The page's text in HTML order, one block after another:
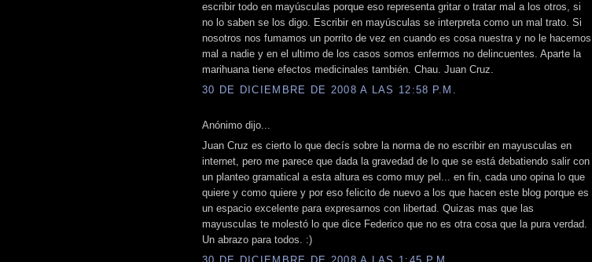
escribir todo en mayúsculas porque eso representa gritar o tratar mal a los otros, si
no lo saben se los digo. Escribir en mayúsculas se interpreta como un mal trato. Si
nosotros nos fumamos un porrito de vez en cuando es cosa nuestra y no le hacemos
mal a nadie y en el ultimo de los casos somos enfermos no delincuentes. Aparte la
marihuana tiene efectos medicinales también. Chau. Juan Cruz.
30 DE DICIEMBRE DE 2008 A LAS 12:58 P.M.
Anónimo dijo...
Juan Cruz es cierto lo que decís sobre la norma de no escribir en mayusculas en
internet, pero me parece que dada la gravedad de lo que se está debatiendo salir con
un planteo gramatical a esta altura es como muy pel... en fin, cada uno opina lo que
quiere y como quiere y por eso felicito de nuevo a los que hacen este blog porque es
un espacio excelente para expresarnos con libertad. Quizas mas que las
mayusculas te molestó lo que dice Federico que no es otra cosa que la pura verdad.
Un abrazo para todos. :)